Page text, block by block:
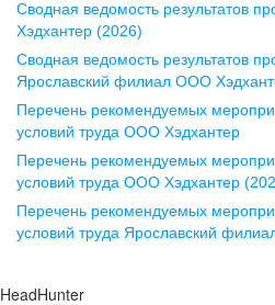
ул. Комиссаржевской, д. 10,
офис 1212
+7 473 280-05-05
pr@vrn.hh.ru
ул. Спартаковская, д. 2А, этаж 3,
помещение 15
+7 843 212-12-50
Сводная ведомость результатов
Хэдхантер (2026)
Сводная ведомость результатов
Ярославский филиал ООО
Перечень рекомендуемых
условий труда ООО Хэдхантер
Перечень рекомендуемых
условий труда ООО Хэдхантер
Перечень рекомендуемых
условий труда Ярославский
HeadHunter